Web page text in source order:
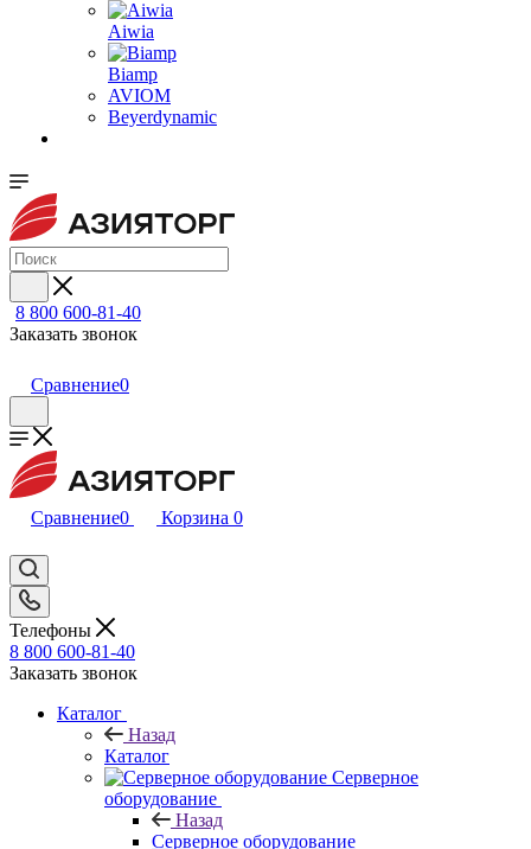
Aiwia
Biamp
AVIOM
Beyerdynamic
8 800 600-81-40
Заказать звонок
Сравнение0
Сравнение0 Корзина 0
Телефоны
8 800 600-81-40
Заказать звонок
Каталог
Назад
Каталог
Серверное
оборудование
Назад
Серверное оборудование